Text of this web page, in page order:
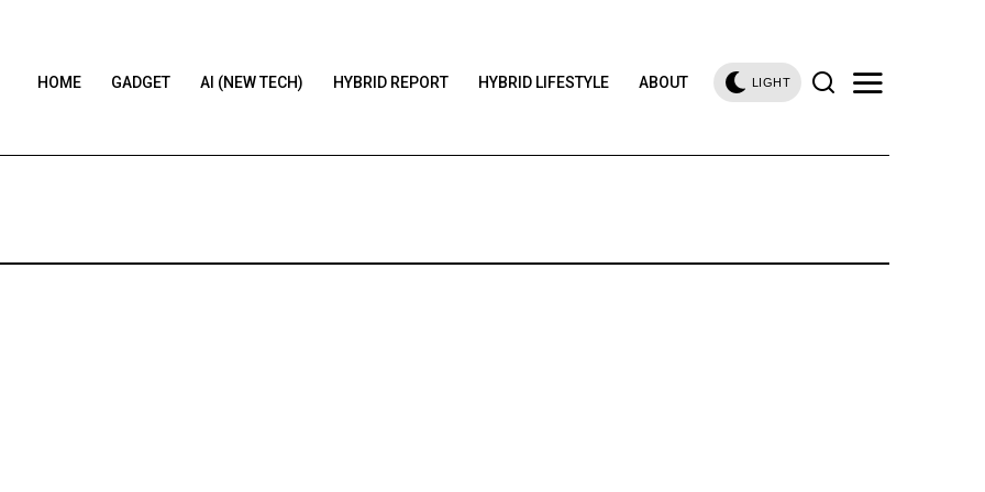
HOME GADGET AI (NEW TECH) HYBRID REPORT HYBRID LIFESTYLE ABOUT LIGHT